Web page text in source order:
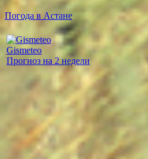
Погода в Астане
Gismeteo
Прогноз на 2 недели